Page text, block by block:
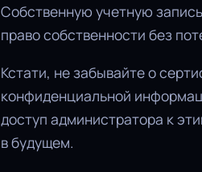
Собственную учетную
право собственности без
Кстати, не забывайте о
конфиденциальной
доступ администратора к
в будущем.